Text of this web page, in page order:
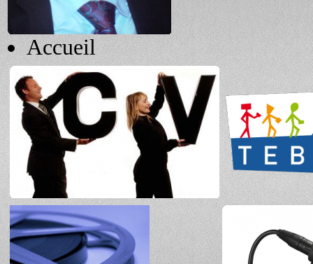
Accueil